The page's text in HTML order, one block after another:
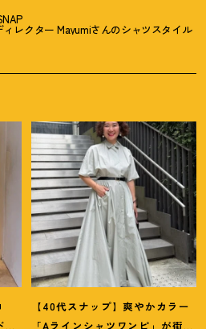
ィレクター Mayumiさんのシャツスタイル
レ
【40代スナップ】爽やかカラー
「Aラインシャツワンピ」が街で